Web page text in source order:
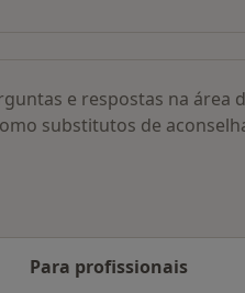
e respostas na área
substitutos de
Para profissionais